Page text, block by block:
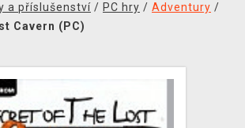
a příslušenství / PC hry / Adventury /
Cavern (PC)